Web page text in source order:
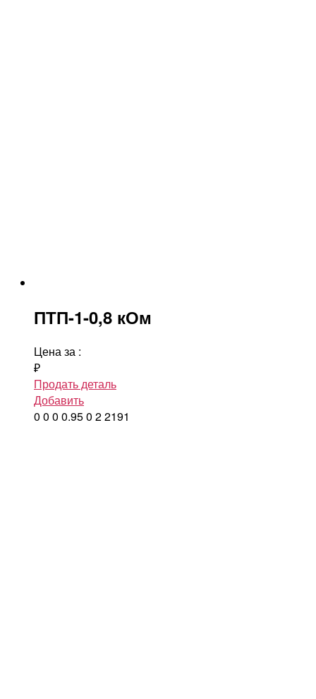
ПТП-1-0,8 кОм
Цена за :
₽
Продать деталь
Добавить
0 0 0 0.950 22191